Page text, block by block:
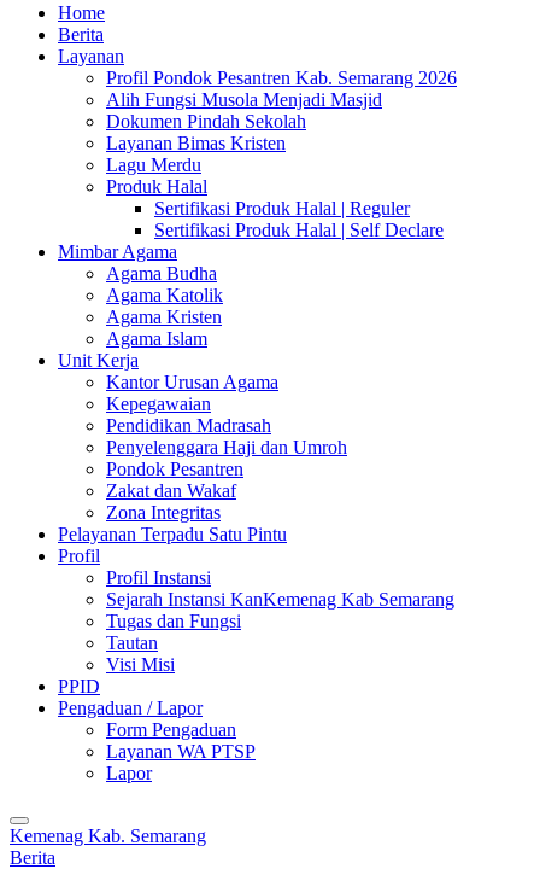
Home
Berita
Layanan
Profil Pondok Pesantren Kab. Semarang 2026
Alih Fungsi Musola Menjadi Masjid
Dokumen Pindah Sekolah
Layanan Bimas Kristen
Lagu Merdu
Produk Halal
Sertifikasi Produk Halal | Reguler
Sertifikasi Produk Halal | Self Declare
Mimbar Agama
Agama Budha
Agama Katolik
Agama Kristen
Agama Islam
Unit Kerja
Kantor Urusan Agama
Kepegawaian
Pendidikan Madrasah
Penyelenggara Haji dan Umroh
Pondok Pesantren
Zakat dan Wakaf
Zona Integritas
Pelayanan Terpadu Satu Pintu
Profil
Profil Instansi
Sejarah Instansi KanKemenag Kab Semarang
Tugas dan Fungsi
Tautan
Visi Misi
PPID
Pengaduan / Lapor
Form Pengaduan
Layanan WA PTSP
Lapor
Kemenag Kab. Semarang
Berita